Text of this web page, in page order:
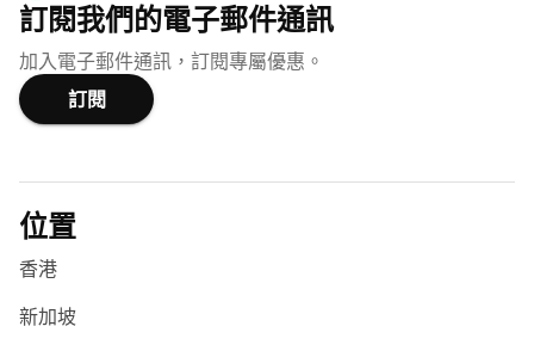
訂閱我們的電子郵件通訊
加入電子郵件通訊，訂閱專屬優惠。
訂閱
位置
香港
新加坡